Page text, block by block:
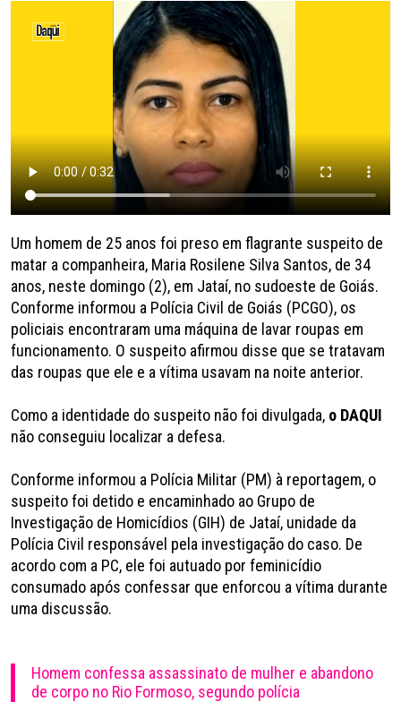
Um homem de 25 anos foi preso em flagrante suspeito de
matar a companheira, Maria Rosilene Silva Santos, de 34
anos, neste domingo (2), em Jataí, no sudoeste de Goiás.
Conforme informou a Polícia Civil de Goiás (PCGO), os
policiais encontraram uma máquina de lavar roupas em
funcionamento. O suspeito afirmou disse que se tratavam
das roupas que ele e a vítima usavam na noite anterior.
Como a identidade do suspeito não foi divulgada, o DAQUI
não conseguiu localizar a defesa.
Conforme informou a Polícia Militar (PM) à reportagem, o
suspeito foi detido e encaminhado ao Grupo de
Investigação de Homicídios (GIH) de Jataí, unidade da
Polícia Civil responsável pela investigação do caso. De
acordo com a PC, ele foi autuado por feminicídio
consumado após confessar que enforcou a vítima durante
uma discussão.
Homem confessa assassinato de mulher e abandono
de corpo no Rio Formoso, segundo polícia